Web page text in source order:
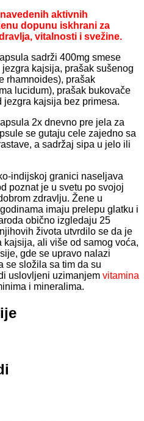
aktivnih
dopunu iskhrani za
vitalnosti i svežine.
sadrži 400mg smese
kajsija, prašak sušenog
rhamnoides), prašak
lucidum), prašak bukovače
jezgra kajsija bez primesa.
2x dnevno pre jela za
se gutaju cele zajedno sa
a sadržaj sipa u jelo ili
indijskoj granici naseljava
poznat je u svetu po svojoj
zdravlju. Žene u
imaju prelepu glatku i
obično izgledaju 25
života utvrdilo se da je
ali više od samog voća,
gde se upravo nalazi
se složila sa tim da su
uslovljeni uzimanjem vitamina
i mineralima.